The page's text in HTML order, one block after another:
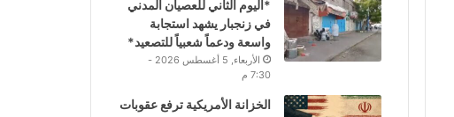
*اليوم الثاني للعصيان المدني
في زنجبار يشهد استجابة
واسعة ودعماً شعبياً للتصعيد*
الأربعاء, 5 أغسطس 2026 -
7:30 م
الخزانة الأمريكية ترفع عقوبات